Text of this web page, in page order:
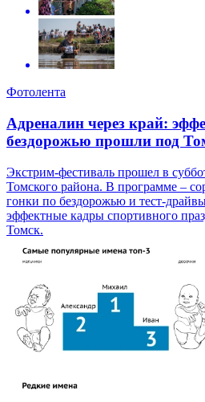
Фотолента
Адреналин через край:
бездорожью прошли под
Экстрим-фестиваль прошел в
Томского района. В программе –
гонки по бездорожью и тест-
эффектные кадры спортивного
Томск.